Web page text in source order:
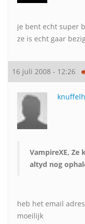
je bent echt super
ze is echt gaar
16 juli 2008 - 12:26
VampireXE, Ze
altyd nog
heb het email
moeilijk